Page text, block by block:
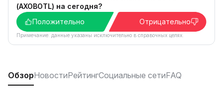
(AXOBOTL) на сегодня?
Положительно
Отрицательно
Примечание: данные указаны исключительно в справочных целях.
ОбзорНовостиРейтингСоциальные сетиFAQ